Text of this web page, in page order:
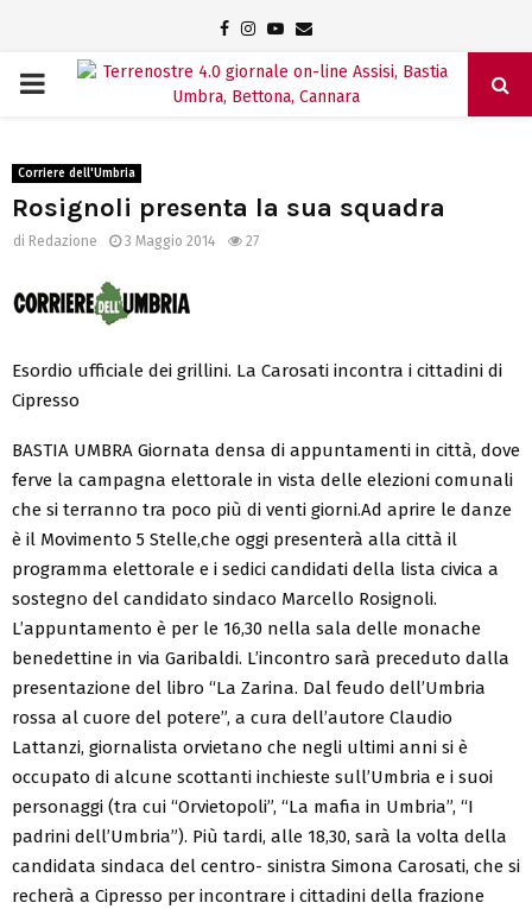
Facebook
Instagram
Youtube
Email
PRIMARY
Corriere dell'Umbria
Rosignoli presenta la sua squadra
di Redazione 3 Maggio 2014 27
Esordio ufficiale dei grillini. La Carosati incontra i cittadini di
Cipresso
BASTIA UMBRA Giornata densa di appuntamenti in città, dove
ferve la campagna elettorale in vista delle elezioni comunali
che si terranno tra poco più di venti giorni.Ad aprire le danze
è il Movimento 5 Stelle,che oggi presenterà alla città il
programma elettorale e i sedici candidati della lista civica a
sostegno del candidato sindaco Marcello Rosignoli.
L’appuntamento è per le 16,30 nella sala delle monache
benedettine in via Garibaldi. L’incontro sarà preceduto dalla
presentazione del libro “La Zarina. Dal feudo dell’Umbria
rossa al cuore del potere”, a cura dell’autore Claudio
Lattanzi, giornalista orvietano che negli ultimi anni si è
occupato di alcune scottanti inchieste sull’Umbria e i suoi
personaggi (tra cui “Orvietopoli”, “La mafia in Umbria”, “I
padrini dell’Umbria”). Più tardi, alle 18,30, sarà la volta della
candidata sindaca del centro- sinistra Simona Carosati, che si
recherà a Cipresso per incontrare i cittadini della frazione